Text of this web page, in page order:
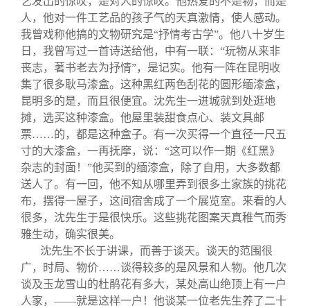
人，他对一件工艺品的孩子气的天真激情，使人感动。
我曾戏称他搞的文物研究是“抒情考古学”。他八十岁生
日，我曾写过一首诗送给他，中有一联：“玩物从来非
丧志，著书老去为抒情”，是记实。他有一阵在昆明收
集了很多耿马漆盒。这种黑红两色刮花的圆形缅漆盒，
昆明多的是，而且很便宜。沈先生一进城就到处逛地
摊，选买这种漆盒。他屋里装甜食点心、装文具邮
票……的，都是这种盒子。有一次买得一个直径一尺五
寸的大漆盒，一再抚摩，说：“这可以作一期《红黑》
杂志的封面！”他买到的缅漆盒，除了自用，大多数都
送人了。有一回，他不知从哪里弄到很多土家族的挑花
布，摆得一屋子，这间宿舍成了一个展览室。来看的人
很多，沈先生于是很快乐。这些挑花图案天真稚气而秀
雅生动，确实很美。
沈先生不长于讲课，而善于谈天。谈天的范围很
广，时局、物价……谈得较多的是风景和人物。他几次
谈及玉龙雪山的杜鹃花有多大，某处高山绝顶上有一户
人家，——就是这样一户！他谈某一位老先生养了二十